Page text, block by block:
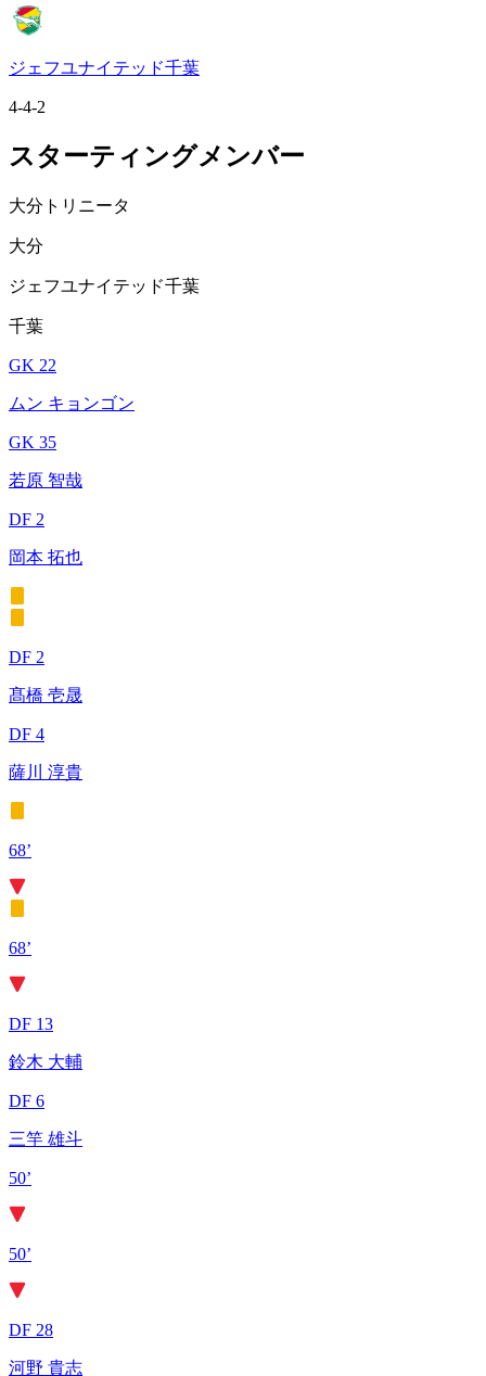
ジェフユナイテッド千葉
4-4-2
スターティングメンバー
大分トリニータ
大分
ジェフユナイテッド千葉
千葉
GK 22
ムン キョンゴン
GK 35
若原 智哉
DF 2
岡本 拓也
DF 2
髙橋 壱晟
DF 4
薩川 淳貴
68’
68’
DF 13
鈴木 大輔
DF 6
三竿 雄斗
50’
50’
DF 28
河野 貴志